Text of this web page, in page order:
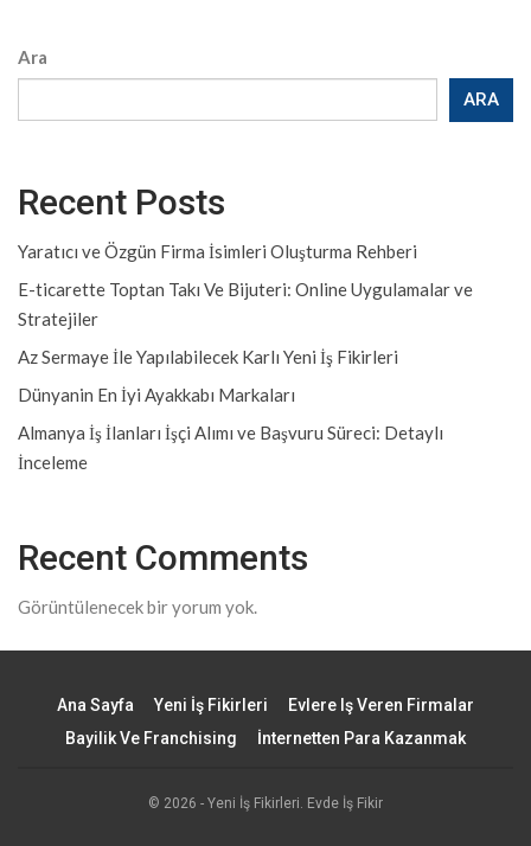
Ara
ARA
Recent Posts
Yaratıcı ve Özgün Firma İsimleri Oluşturma Rehberi
E-ticarette Toptan Takı Ve Bijuteri: Online Uygulamalar ve
Stratejiler
Az Sermaye İle Yapılabilecek Karlı Yeni İş Fikirleri
Dünyanin En İyi Ayakkabı Markaları
Almanya İş İlanları İşçi Alımı ve Başvuru Süreci: Detaylı
İnceleme
Recent Comments
Görüntülenecek bir yorum yok.
Ana Sayfa Yeni İş Fikirleri
Evlere Iş Veren Firmalar
Bayilik Ve Franchising
İnternetten Para Kazanmak
© 2026 - Yeni İş Fikirleri. Evde İş Fikir